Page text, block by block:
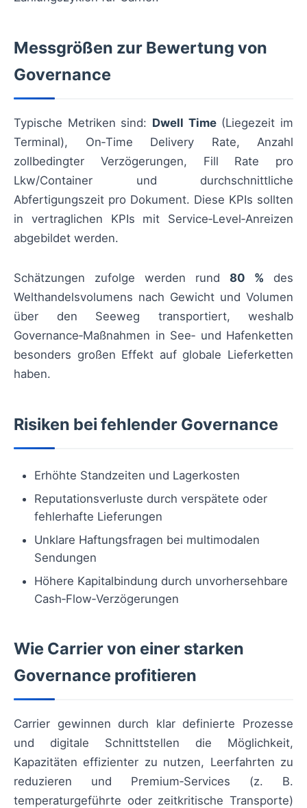
Messgrößen zur Bewertung von
Governance
Typische Metriken sind: Dwell Time(Liegezeit im
Terminal), On‑Time Delivery Rate, Anzahl
zollbedingter Verzögerungen, Fill Rate pro
Lkw/Container und durchschnittliche
Abfertigungszeit pro Dokument. Diese KPIs sollten
in vertraglichen KPIs mit Service‑Level‑Anreizen
abgebildet werden.
Schätzungen zufolge werden rund 80 % des
Welthandelsvolumens nach Gewicht und Volumen
über den Seeweg transportiert, weshalb
Governance‑Maßnahmen in See‑ und Hafenketten
besonders großen Effekt auf globale Lieferketten
haben.
Risiken bei fehlender Governance
Erhöhte Standzeiten und Lagerkosten
Reputationsverluste durch verspätete oder
fehlerhafte Lieferungen
Unklare Haftungsfragen bei multimodalen
Sendungen
Höhere Kapitalbindung durch unvorhersehbare
Cash‑Flow‑Verzögerungen
Wie Carrier von einer starken
Governance profitieren
Carrier gewinnen durch klar definierte Prozesse
und digitale Schnittstellen die Möglichkeit,
Kapazitäten effizienter zu nutzen, Leerfahrten zu
reduzieren und Premium‑Services (z. B.
temperaturgeführte oder zeitkritische Transporte)